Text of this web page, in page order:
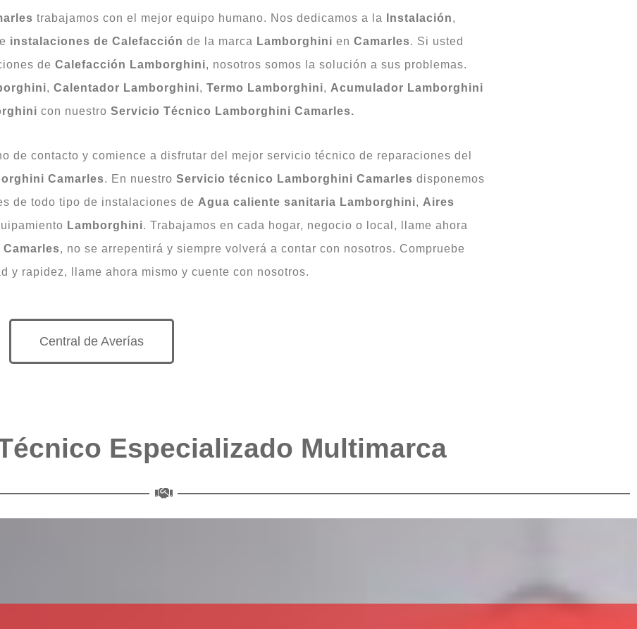
trabajamos con el mejor equipo humano. Nos dedicamos a la Instalación,
instalaciones de Calefacción de la marca Lamborghini en Camarles. Si usted
de Calefacción Lamborghini, nosotros somos la solución a sus problemas.
, Calentador Lamborghini, Termo Lamborghini, Acumulador Lamborghini
con nuestro Servicio Técnico Lamborghini Camarles.
de contacto y comience a disfrutar del mejor servicio técnico de reparaciones del
Camarles. En nuestro Servicio técnico Lamborghini Camarles disponemos
de todo tipo de instalaciones de Agua caliente sanitaria Lamborghini, Aires
Lamborghini. Trabajamos en cada hogar, negocio o local, llame ahora
, no se arrepentirá y siempre volverá a contar con nosotros. Compruebe
y rapidez, llame ahora mismo y cuente con nosotros.
Central de Averías
Especializado Multimarca